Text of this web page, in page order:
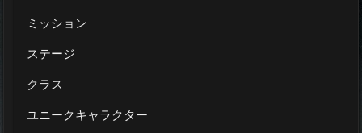
ミッション
ステージ
クラス
ユニークキャラクター